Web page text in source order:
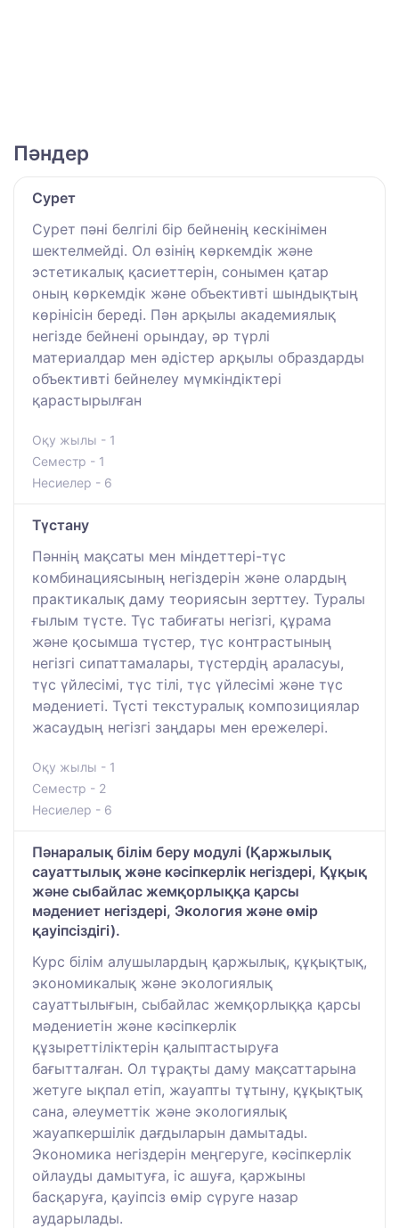
Пәндер
Сурет
Сурет пәні белгілі бір бейненің кескінімен
шектелмейді. Ол өзінің көркемдік және
эстетикалық қасиеттерін, сонымен қатар
оның көркемдік және объективті шындықтың
көрінісін береді. Пән арқылы академиялық
негізде бейнені орындау, әр түрлі
материалдар мен әдістер арқылы образдарды
объективті бейнелеу мүмкіндіктері
қарастырылған
Оқу жылы - 1
Семестр - 1
Несиелер - 6
Түстану
Пәннің мақсаты мен міндеттері-түс
комбинациясының негіздерін және олардың
практикалық даму теориясын зерттеу. Туралы
ғылым түсте. Түс табиғаты негізгі, құрама
және қосымша түстер, түс контрастының
негізгі сипаттамалары, түстердің араласуы,
түс үйлесімі, түс тілі, түс үйлесімі және түс
мәдениеті. Түсті текстуралық композициялар
жасаудың негізгі заңдары мен ережелері.
Оқу жылы - 1
Семестр - 2
Несиелер - 6
Пәнаралық білім беру модулі (Қаржылық
сауаттылық және кәсіпкерлік негіздері, Құқық
және сыбайлас жемқорлыққа қарсы
мәдениет негіздері, Экология және өмір
қауіпсіздігі).
Курс білім алушылардың қаржылық, құқықтық,
экономикалық және экологиялық
сауаттылығын, сыбайлас жемқорлыққа қарсы
мәдениетін және кәсіпкерлік
құзыреттіліктерін қалыптастыруға
бағытталған. Ол тұрақты даму мақсаттарына
жетуге ықпал етіп, жауапты тұтыну, құқықтық
сана, әлеуметтік және экологиялық
жауапкершілік дағдыларын дамытады.
Экономика негіздерін меңгеруге, кәсіпкерлік
ойлауды дамытуға, іс ашуға, қаржыны
басқаруға, қауіпсіз өмір сүруге назар
аударылады.